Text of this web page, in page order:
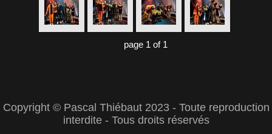
page 1 of 1
Copyright © Pascal Thiébaut 2023 - Toute reproduction
interdite - Tous droits réservés